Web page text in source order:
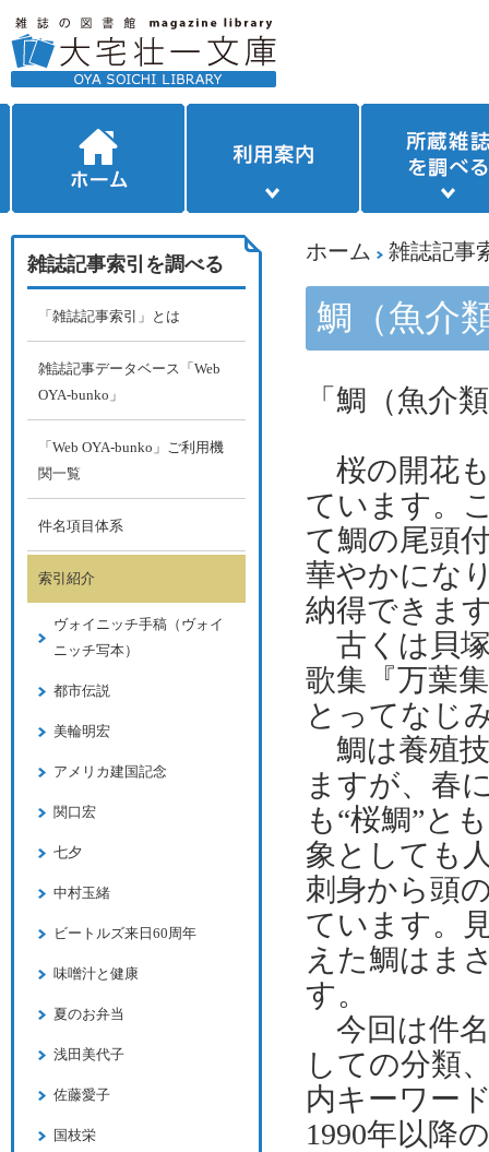
ホーム 雑誌記事
鯛（魚介
「鯛（魚介
桜の開花
ています。
て鯛の尾頭
華やかにな
納得できま
古くは貝
歌集『万葉
とってなじ
鯛は養殖
ますが、春
も“桜鯛”と
象としても
刺身から頭
ています。
えた鯛はま
す。
今回は件
しての分類
内キーワー
1990年以降
雑誌記事索引を調べる
「雑誌記事索引」とは
雑誌記事データベース「Web
OYA-bunko」
「Web OYA-bunko」ご利用機
関一覧
件名項目体系
索引紹介
ヴォイニッチ手稿（ヴォイ
ニッチ写本）
都市伝説
美輪明宏
アメリカ建国記念
関口宏
七夕
中村玉緒
ビートルズ来日60周年
味噌汁と健康
夏のお弁当
浅田美代子
佐藤愛子
国枝栄